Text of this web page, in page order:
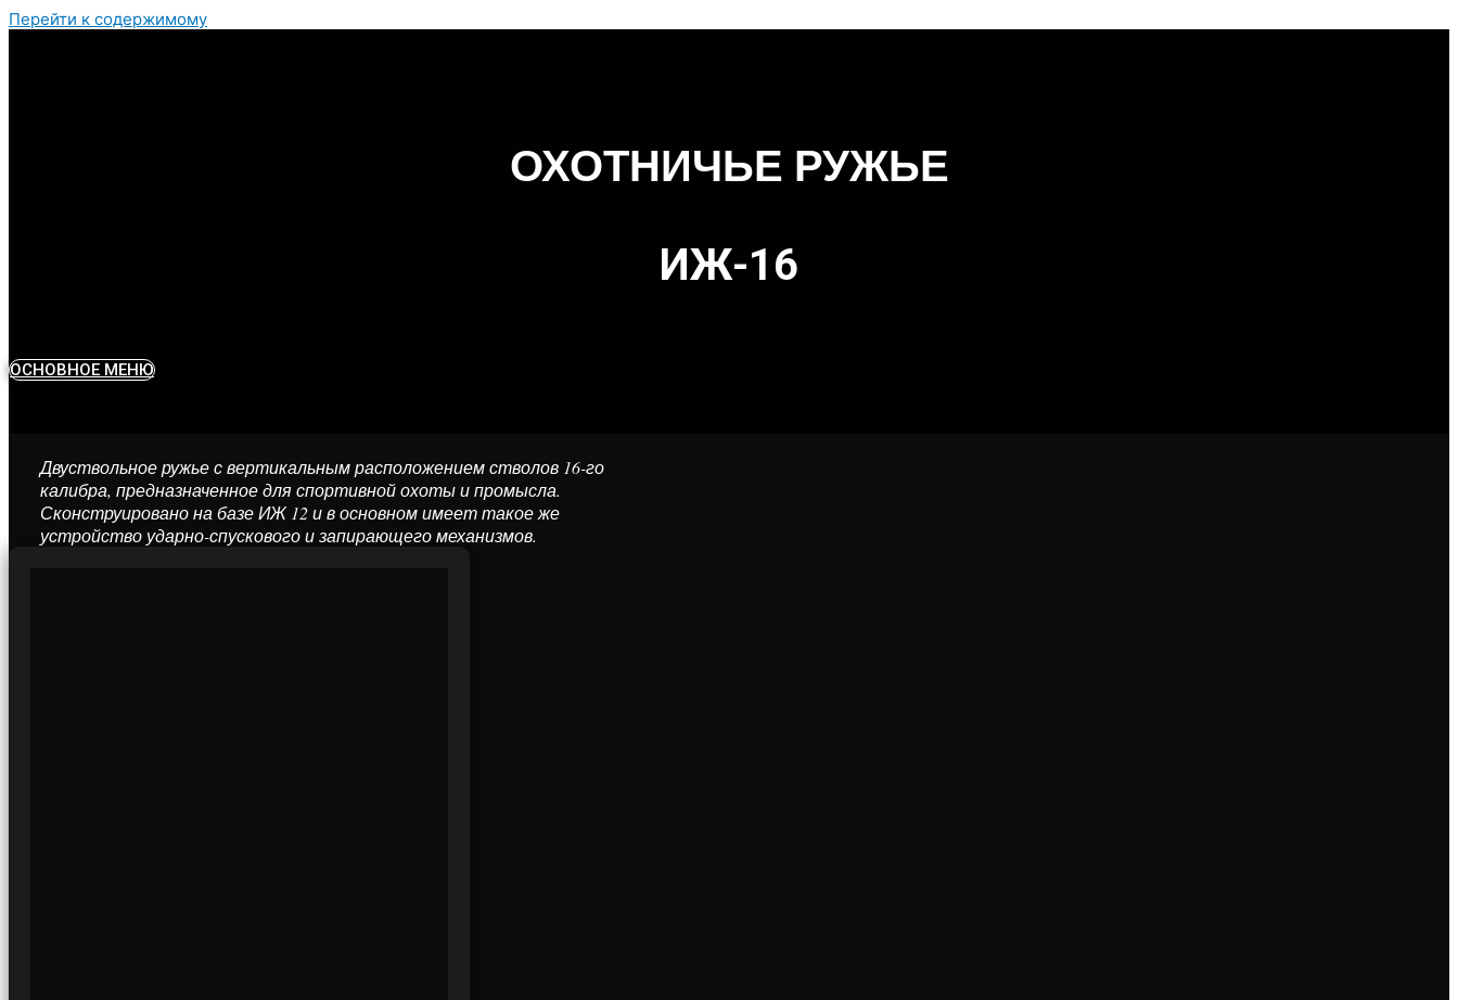
Перейти к содержимому
ОХОТНИЧЬЕ РУЖЬЕ
ИЖ-16
ОСНОВНОЕ МЕНЮ
Двуствольное ружье с вертикальным расположени­ем стволов 16-го
калибра, предназначенное для спортив­ной охоты и промысла.
Сконструировано на базе ИЖ 12 и в основном имеет такое же
устройство ударно-спуско­вого и запирающего механизмов.